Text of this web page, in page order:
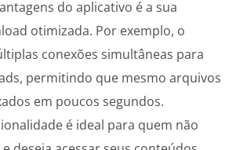
do aplicativo é a sua
otimizada. Por exemplo, o
conexões simultâneas para
permitindo que mesmo arquivos
em poucos segundos.
é ideal para quem não